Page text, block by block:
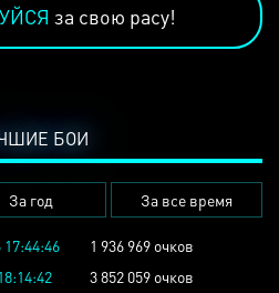
за свою расу!
БОИ
За год За все время
17:44:46
1 936 969 очков
3 852 059 очков